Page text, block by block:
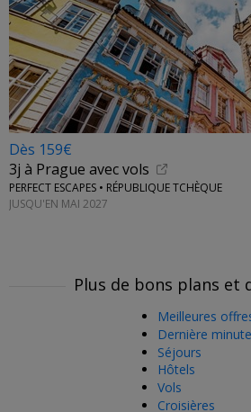
Dès 159€
3j à Prague avec vols
PERFECT ESCAPES • RÉPUBLIQUE TCHÈQUE
JUSQU'EN MAI 2027
Plus de bons plans et
Meilleures
Dernière minute
Séjours
Hôtels
Vols
Croisières